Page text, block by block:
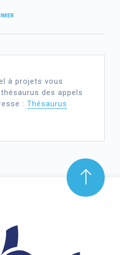
à projets vous
des appels
: Thésaurus